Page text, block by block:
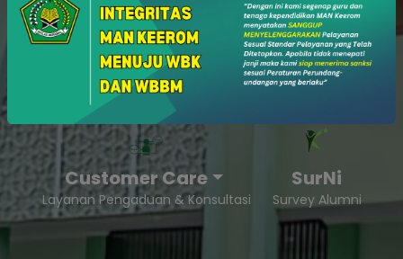
SukaSam
Survey Kepuasan Masyarakat
Customer Care
Layanan Pengaduan & Konsultasi
SurNi
Survey Alumni